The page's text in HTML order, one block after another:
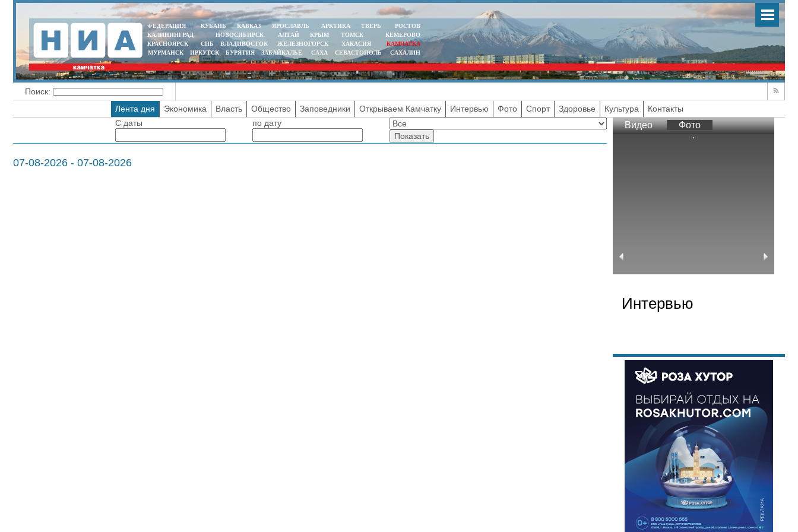
ФЕДЕРАЦИЯ КУБАНЬ КАВКАЗ ЯРОСЛАВЛЬ АРКТИКА ТВЕРЬ
РОСТОВ
КАЛИНИНГРАД
НОВОСИБИРСК АЛТАЙ КРЫМ ТОМСК
КЕМЕРОВО
КРАСНОЯРСК
СПБ ВЛАДИВОСТОК ЖЕЛЕЗНОГОРСК ХАКАСИЯ
КАМЧАТКА
МУРМАНСК
ИРКУТСК БУРЯТИЯ ЗАБАЙКАЛЬЕ САХА СЕВАСТОПОЛЬ САХАЛИН
Поиск:
Лента дня
Экономика Власть Общество Заповедники Открываем Камчатку Интервью Фото Спорт Здоровье Культура
Контакты
С даты
по дату
07-08-2026 - 07-08-2026
Видео Фото
Интервью